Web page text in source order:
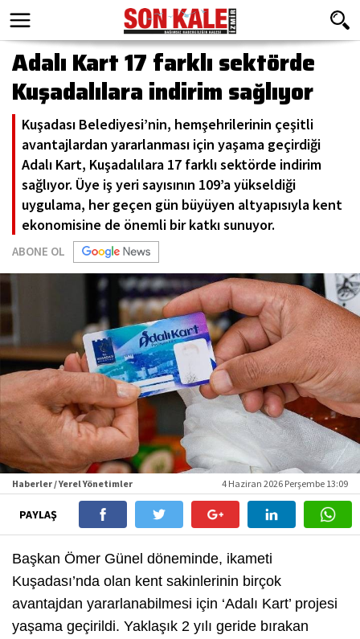
Adalı Kart 17 farklı sektörde
Kuşadalılara indirim sağlıyor
Kuşadası Belediyesi’nin, hemşehrilerinin çeşitli
avantajlardan yararlanması için yaşama geçirdiği
Adalı Kart, Kuşadalılara 17 farklı sektörde indirim
sağlıyor. Üye iş yeri sayısının 109’a yükseldiği
uygulama, her geçen gün büyüyen altyapısıyla kent
ekonomisine de önemli bir katkı sunuyor.
ABONE OL
Haberler / Yerel Yönetimler 4 Haziran 2026 Perşembe 13:09
PAYLAŞ
Başkan Ömer Günel döneminde, ikameti
Kuşadası’nda olan kent sakinlerinin birçok
avantajdan yararlanabilmesi için ‘Adalı Kart’ projesi
yaşama geçirildi. Yaklaşık 2 yılı geride bırakan